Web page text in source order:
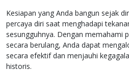
Kesiapan yang Anda bangun sejak
percaya diri saat menghadapi
sesungguhnya. Dengan memahami
secara berulang, Anda dapat
secara efektif dan menjauhi
historis.